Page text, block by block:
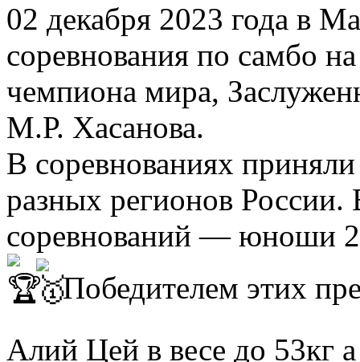
02 декабря 2023 года в
соревнования по самбо
чемпиона мира,
М.Р. Хасанова.
В соревнованиях
разных регионов России.
соревнований — юноши
Победителем этих
Алий Цей в весе до 53кг